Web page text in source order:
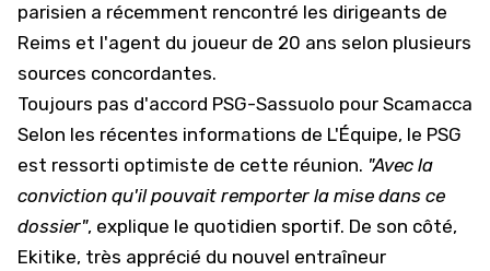
parisien a récemment rencontré les dirigeants de
Reims et l'agent du joueur de 20 ans selon plusieurs
sources concordantes.
Toujours pas d'accord PSG-Sassuolo pour Scamacca
Selon les récentes informations de L'Équipe, le PSG
est ressorti optimiste de cette réunion. "Avec la
conviction qu'il pouvait remporter la mise dans ce
dossier", explique le quotidien sportif. De son côté,
Ekitike, très apprécié du nouvel entraîneur